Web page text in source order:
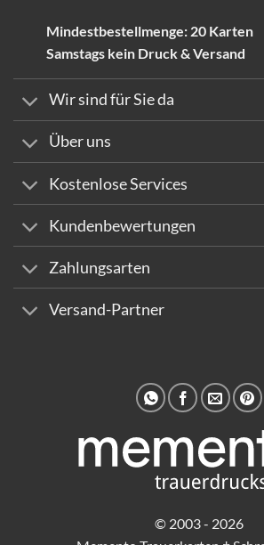
Mindestbestellmenge: 20 Karten
Samstags kein Druck & Versand
Wir sind für Sie da
Über uns
Kostenlose Services
Kundenbewertungen
Zahlungsarten
Versand-Partner
© 2003 - 2026